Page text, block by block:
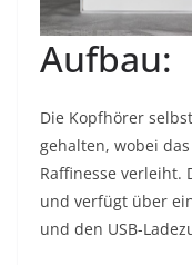
Aufbau:
Die Kopfhörer
gehalten, wobei
Raffinesse verleiht.
und verfügt über
und den USB-